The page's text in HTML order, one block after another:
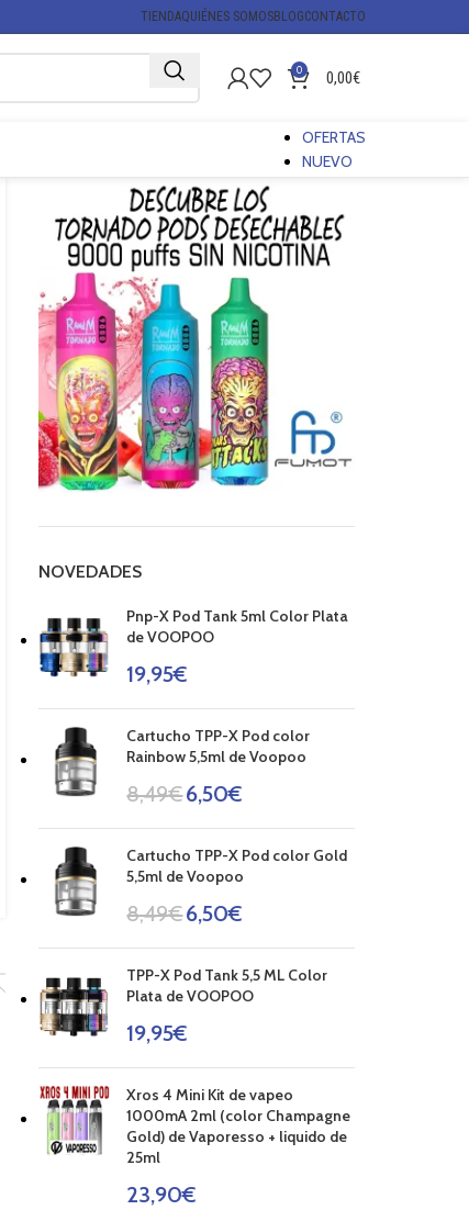
TIENDAQUIÉNES SOMOSBLOGCONTACTO
0 0,00€
OFERTAS
NUEVO
NOVEDADES
Pnp-X Pod Tank 5ml Color Plata
de VOOPOO
19,95€
Cartucho TPP-X Pod color
Rainbow 5,5ml de Voopoo
8,49€6,50€
Cartucho TPP-X Pod color Gold
5,5ml de Voopoo
8,49€6,50€
TPP-X Pod Tank 5,5 ML Color
Plata de VOOPOO
19,95€
Xros 4 Mini Kit de vapeo
1000mA 2ml (color Champagne
Gold) de Vaporesso + liquido de
25ml
23,90€